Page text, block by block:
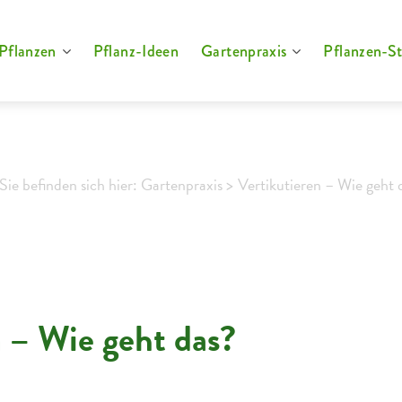
Pflanzen Pflanz-Ideen Gartenpraxis Pflanzen-
Sie befinden sich hier: Gartenpraxis > Vertikutieren – Wie geht
Wie geht das?